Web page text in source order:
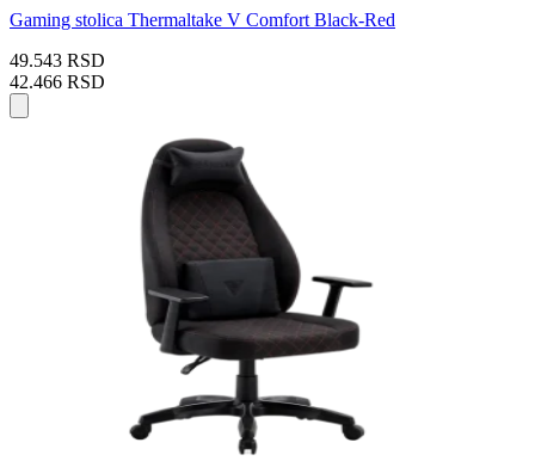
Gaming stolica Thermaltake V Comfort Black-Red
49.543 RSD
42.466 RSD